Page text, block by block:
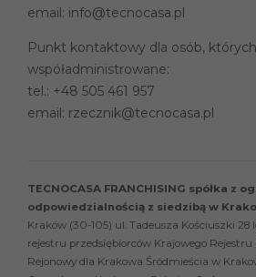
email: info@tecnocasa.pl
Punkt kontaktowy dla osób,
współadministrowane:
tel.: +48 505 461 957
email: rzecznik@tecnocasa.pl
TECNOCASA FRANCHISING spółka z
odpowiedzialnością z siedzibą w
Kraków (30-105) ul. Tadeusza Kościuszki 28
rejestru przedsiębiorców Krajowego Rejestru
Rejonowy dla Krakowa Śródmieścia w